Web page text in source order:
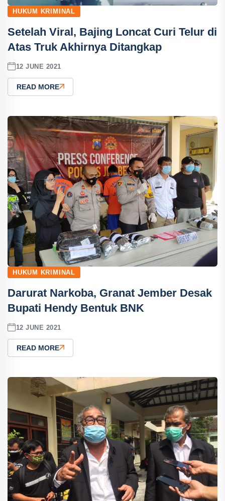
HUKUM KRIMINAL
Setelah Viral, Bajing Loncat Curi Telur di
Atas Truk Akhirnya Ditangkap
12 JUNE 2021
READ MORE
HUKUM KRIMINAL
Darurat Narkoba, Granat Jember Desak
Bupati Hendy Bentuk BNK
12 JUNE 2021
READ MORE